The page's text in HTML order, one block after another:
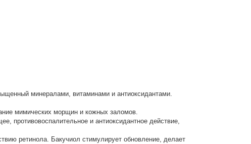
минералами, витаминами и антиоксидантами.
мимических морщин и кожных заломов.
противовоспалительное и антиоксидантное действие,
ретинола. Бакучиол стимулирует обновление, делает